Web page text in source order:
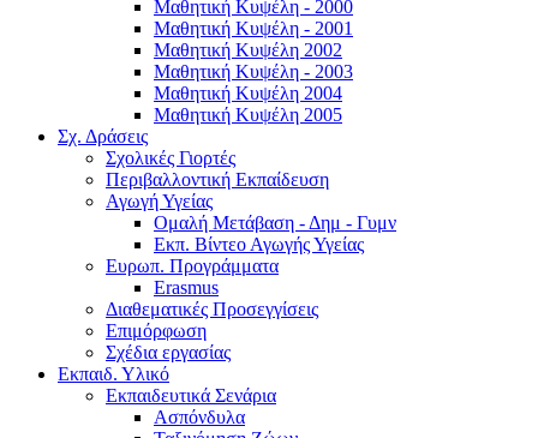
Μαθητική Κυψέλη - 2000
Μαθητική Κυψέλη - 2001
Μαθητική Κυψέλη 2002
Μαθητική Κυψέλη - 2003
Μαθητική Κυψέλη 2004
Μαθητική Κυψέλη 2005
Σχ. Δράσεις
Σχολικές Γιορτές
Περιβαλλοντική Εκπαίδευση
Αγωγή Υγείας
Ομαλή Μετάβαση - Δημ - Γυμν
Εκπ. Βίντεο Αγωγής Υγείας
Ευρωπ. Προγράμματα
Erasmus
Διαθεματικές Προσεγγίσεις
Επιμόρφωση
Σχέδια εργασίας
Εκπαιδ. Υλικό
Εκπαιδευτικά Σενάρια
Ασπόνδυλα